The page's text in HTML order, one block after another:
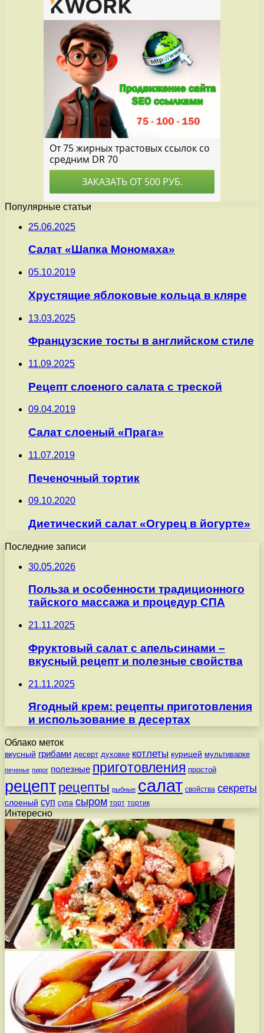
Популярные статьи
25.06.2025
Салат «Шапка Мономаха»
05.10.2019
Хрустящие яблоковые кольца в кляре
13.03.2025
Французские тосты в английском стиле
11.09.2025
Рецепт слоеного салата с треской
09.04.2019
Салат слоеный «Прага»
11.07.2019
Печеночный тортик
09.10.2020
Диетический салат «Огурец в йогурте»
Последние записи
30.05.2026
Польза и особенности традиционного
тайского массажа и процедур СПА
21.11.2025
Фруктовый салат с апельсинами –
вкусный рецепт и полезные свойства
21.11.2025
Ягодный крем: рецепты приготовления
и использование в десертах
Облако меток
вкусный грибами десерт духовке котлеты курицей мультиварке
печенье пирог полезные приготовления простой
рецепт рецепты рыбные салат свойства секреты
слоеный суп супа сыром торт тортик
Интересно